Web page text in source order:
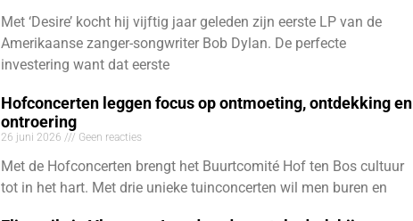
Met ‘Desire’ kocht hij vijftig jaar geleden zijn eerste LP van de
Amerikaanse zanger-songwriter Bob Dylan. De perfecte
investering want dat eerste
Hofconcerten leggen focus op ontmoeting, ontdekking en
ontroering
26 juni 2026 Geen reacties
Met de Hofconcerten brengt het Buurtcomité Hof ten Bos cultuur
tot in het hart. Met drie unieke tuinconcerten wil men buren en